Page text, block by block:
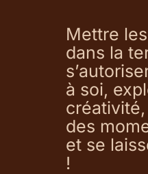
Mettre
dans la
à soi,
des
et se
!